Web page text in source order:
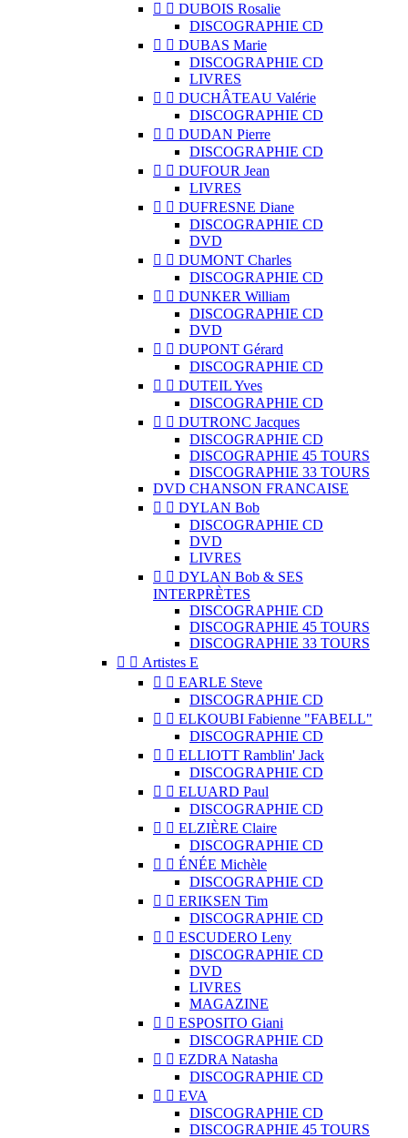
  DUBOIS Rosalie
DISCOGRAPHIE CD
  DUBAS Marie
DISCOGRAPHIE CD
LIVRES
  DUCHÂTEAU Valérie
DISCOGRAPHIE CD
  DUDAN Pierre
DISCOGRAPHIE CD
  DUFOUR Jean
LIVRES
  DUFRESNE Diane
DISCOGRAPHIE CD
DVD
  DUMONT Charles
DISCOGRAPHIE CD
  DUNKER William
DISCOGRAPHIE CD
DVD
  DUPONT Gérard
DISCOGRAPHIE CD
  DUTEIL Yves
DISCOGRAPHIE CD
  DUTRONC Jacques
DISCOGRAPHIE CD
DISCOGRAPHIE 45 TOURS
DISCOGRAPHIE 33 TOURS
DVD CHANSON FRANCAISE
  DYLAN Bob
DISCOGRAPHIE CD
DVD
LIVRES
  DYLAN Bob & SES
INTERPRÈTES
DISCOGRAPHIE CD
DISCOGRAPHIE 45 TOURS
DISCOGRAPHIE 33 TOURS
  Artistes E
  EARLE Steve
DISCOGRAPHIE CD
  ELKOUBI Fabienne "FABELL"
DISCOGRAPHIE CD
  ELLIOTT Ramblin' Jack
DISCOGRAPHIE CD
  ELUARD Paul
DISCOGRAPHIE CD
  ELZIÈRE Claire
DISCOGRAPHIE CD
  ÉNÉE Michèle
DISCOGRAPHIE CD
  ERIKSEN Tim
DISCOGRAPHIE CD
  ESCUDERO Leny
DISCOGRAPHIE CD
DVD
LIVRES
MAGAZINE
  ESPOSITO Giani
DISCOGRAPHIE CD
  EZDRA Natasha
DISCOGRAPHIE CD
  EVA
DISCOGRAPHIE CD
DISCOGRAPHIE 45 TOURS